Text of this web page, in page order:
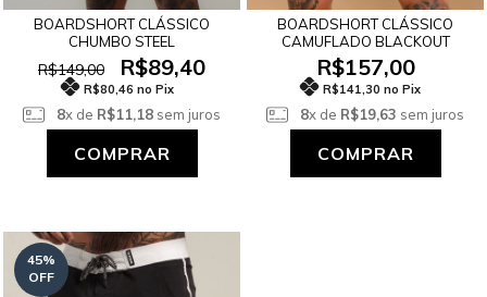
BOARDSHORT CLÁSSICO
CHUMBO STEEL
R$149,00 R$89,40
R$80,46 no Pix
8x de R$11,18sem juros
COMPRAR
BOARDSHORT CLÁSSICO
CAMUFLADO BLACKOUT
R$157,00
R$141,30 no Pix
8x de R$19,63 sem juros
COMPRAR
45%
OFF